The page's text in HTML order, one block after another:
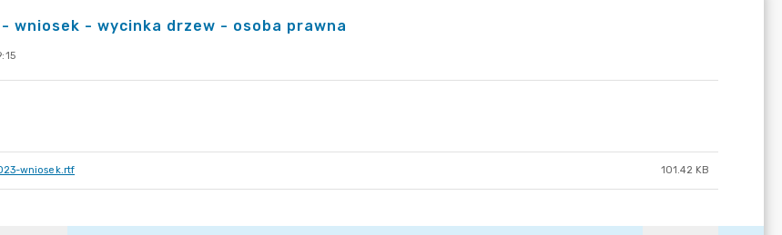
wniosek - wycinka drzew - osoba prawna
wniosek.rtf 101.42 KB